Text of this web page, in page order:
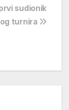
sudionik
turnira